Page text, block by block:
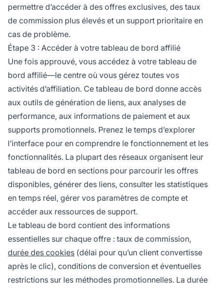
permettre d’accéder à des offres exclusives, des taux
de commission plus élevés et un support prioritaire en
cas de problème.
Étape 3 : Accéder à votre tableau de bord affilié
Une fois approuvé, vous accédez à votre tableau de
bord affilié—le centre où vous gérez toutes vos
activités d’affiliation. Ce tableau de bord donne accès
aux outils de génération de liens, aux analyses de
performance, aux informations de paiement et aux
supports promotionnels. Prenez le temps d’explorer
l’interface pour en comprendre le fonctionnement et les
fonctionnalités. La plupart des réseaux organisent leur
tableau de bord en sections pour parcourir les offres
disponibles, générer des liens, consulter les statistiques
en temps réel, gérer vos paramètres de compte et
accéder aux ressources de support.
Le tableau de bord contient des informations
essentielles sur chaque offre : taux de commission,
durée des cookies (délai pour qu’un client convertisse
après le clic), conditions de conversion et éventuelles
restrictions sur les méthodes promotionnelles. La durée